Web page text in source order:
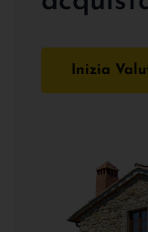
Inizia